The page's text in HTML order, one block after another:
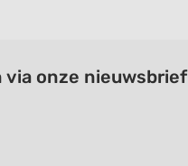
via onze nieuwsbrief